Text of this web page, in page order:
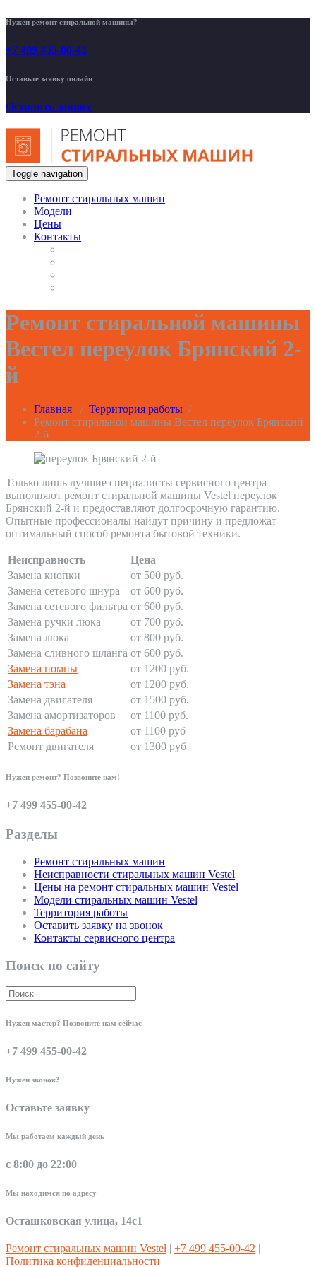
Нужен ремонт стиральной машины?
+7 499 455-00-42
Оставьте заявку онлайн
Оставить заявку
Toggle navigation
Ремонт стиральных машин
Модели
Цены
Контакты
Ремонт стиральной машины
Вестел переулок Брянский 2-
й
Главная / Территория работы /
Ремонт стиральной машины Вестел переулок Брянский
2-й
Только лишь лучшие специалисты сервисного центра
выполняют ремонт стиральной машины Vestel переулок
Брянский 2-й и предоставляют долгосрочную гарантию.
Опытные профессионалы найдут причину и предложат
оптимальный способ ремонта бытовой техники.
Неисправность
Цена
Замена кнопки
от 500 руб.
Замена сетевого шнура
от 600 руб.
Замена сетевого фильтра от 600 руб.
Замена ручки люка
от 700 руб.
Замена люка
от 800 руб.
Замена сливного шланга от 600 руб.
Замена помпы
от 1200 руб.
Замена тэна
от 1200 руб.
Замена двигателя
от 1500 руб.
Замена амортизаторов
от 1100 руб.
Замена барабана
от 1100 руб
Ремонт двигателя
от 1300 руб
Нужен ремонт? Позвоните нам!
+7 499 455-00-42
Разделы
Ремонт стиральных машин
Неисправности стиральных машин Vestel
Цены на ремонт стиральных машин Vestel
Модели стиральных машин Vestel
Территория работы
Оставить заявку на звонок
Контакты сервисного центра
Поиск по сайту
Нужен мастер? Позвоните нам сейчас
+7 499 455-00-42
Нужен звонок?
Оставьте заявку
Мы работаем каждый день
с 8:00 до 22:00
Мы находимся по адресу
Осташковская улица, 14с1
Ремонт стиральных машин Vestel | +7 499 455-00-42 |
Политика конфиденциальности